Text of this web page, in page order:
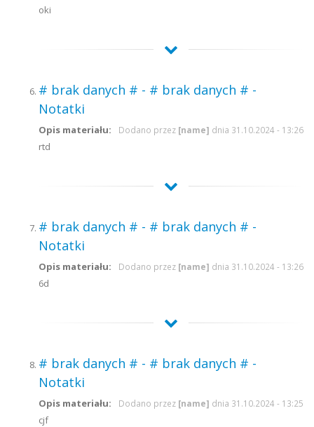
oki
# brak danych # - # brak danych # -
Notatki
Dodano przez [name] dnia 31.10.2024 - 13:26
Opis materiału:
rtd
# brak danych # - # brak danych # -
Notatki
Dodano przez [name] dnia 31.10.2024 - 13:26
Opis materiału:
6d
# brak danych # - # brak danych # -
Notatki
Dodano przez [name] dnia 31.10.2024 - 13:25
Opis materiału:
cjf